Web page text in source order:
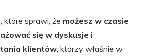
które sprawi, że możesz w czasie
się w dyskusje i
klientów, którzy właśnie w